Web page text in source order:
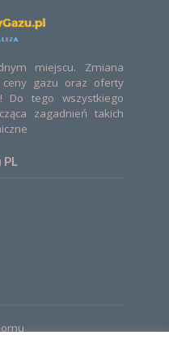
miejscu. Zmiana
ceny gazu oraz oferty
Do tego wszystkiego
zagadnień takich